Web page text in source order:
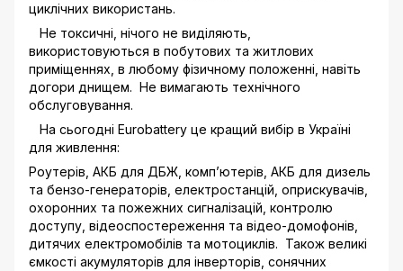
циклічних використань.
Не токсичні, нічого не виділяють,
використовуються в побутових та житлових
приміщеннях, в любому фізичному положенні, навіть
догори днищем. Не вимагають технічного
обслуговування.
На сьогодні Eurobattery це кращий вибір в Україні
для живлення:
Роутерів, АКБ для ДБЖ, комп’ютерів, АКБ для дизель
та бензо-генераторів, електростанцій, оприскувачів,
охоронних та пожежних сигналізацій, контролю
доступу, відеоспостереження та відео-домофонів,
дитячих електромобілів та мотоциклів. Також великі
ємкості акумуляторів для інверторів, сонячних